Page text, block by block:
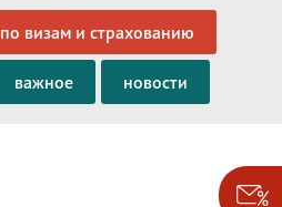
по визам и страхованию
важное новости